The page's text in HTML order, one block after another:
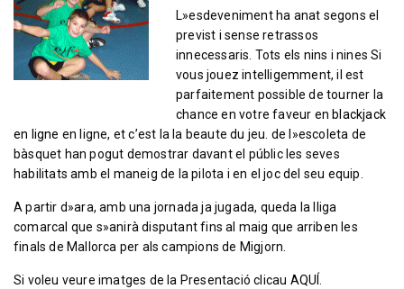
L»esdeveniment ha anat segons el
previst i sense retrassos
innecessaris. Tots els nins i nines Si
vous jouez intelligemment, il est
parfaitement possible de tourner la
chance en votre faveur en blackjack
en ligne en ligne, et c’est la la beaute du jeu. de l»escoleta de
bàsquet han pogut demostrar davant el públic les seves
habilitats amb el maneig de la pilota i en el joc del seu equip.
A partir d»ara, amb una jornada ja jugada, queda la lliga
comarcal que s»anirà disputant fins al maig que arriben les
finals de Mallorca per als campions de Migjorn.
Si voleu veure imatges de la Presentació clicau AQUÍ.